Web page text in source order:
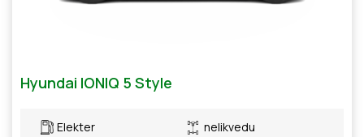
Hyundai IONIQ 5 Style
Elekter
nelikvedu